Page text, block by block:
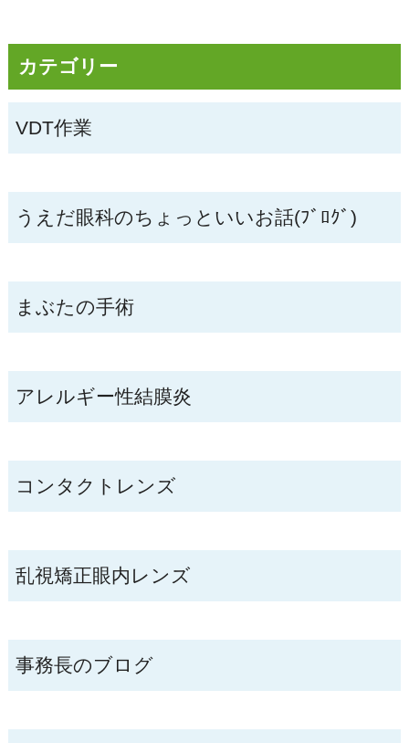
カテゴリー
VDT作業
うえだ眼科のちょっといいお話(ﾌﾞﾛｸﾞ)
まぶたの手術
アレルギー性結膜炎
コンタクトレンズ
乱視矯正眼内レンズ
事務長のブログ